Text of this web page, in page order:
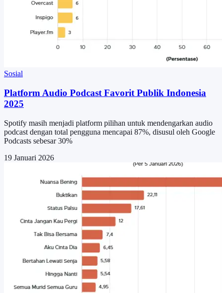
Sosial
Platform Audio Podcast Favorit Publik Indonesia
2025
Spotify masih menjadi platform pilihan untuk mendengarkan audio
podcast dengan total pengguna mencapai 87%, disusul oleh Google
Podcasts sebesar 30%
19 Januari 2026